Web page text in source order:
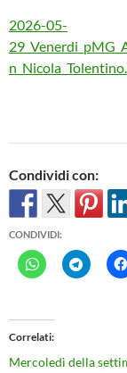
2026-05-
Condividi con:
CONDIVIDI:
Correlati
Mercoledì della